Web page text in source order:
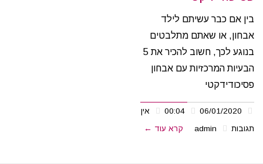
בין אם כבר עשיתם לילד
אבחון, או שאתם מתלבטים
בנוגע לכך, חשוב להכיר את 5
הבעיות המרכזיות עם אבחון
פסיכודידקטי
אין
תגובות
admin קרא עוד ←